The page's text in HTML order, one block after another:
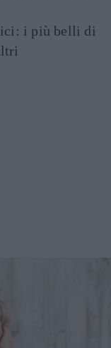
i più belli di